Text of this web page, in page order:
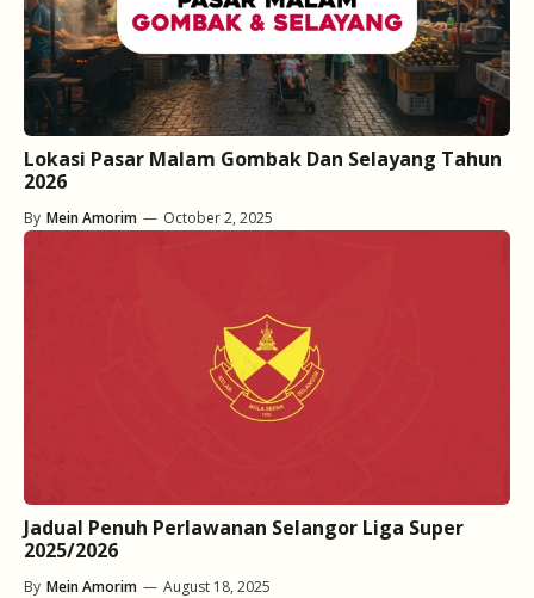
Lokasi Pasar Malam Gombak Dan Selayang Tahun
2026
By Mein Amorim — October 2, 2025
Jadual Penuh Perlawanan Selangor Liga Super
2025/2026
By Mein Amorim — August 18, 2025